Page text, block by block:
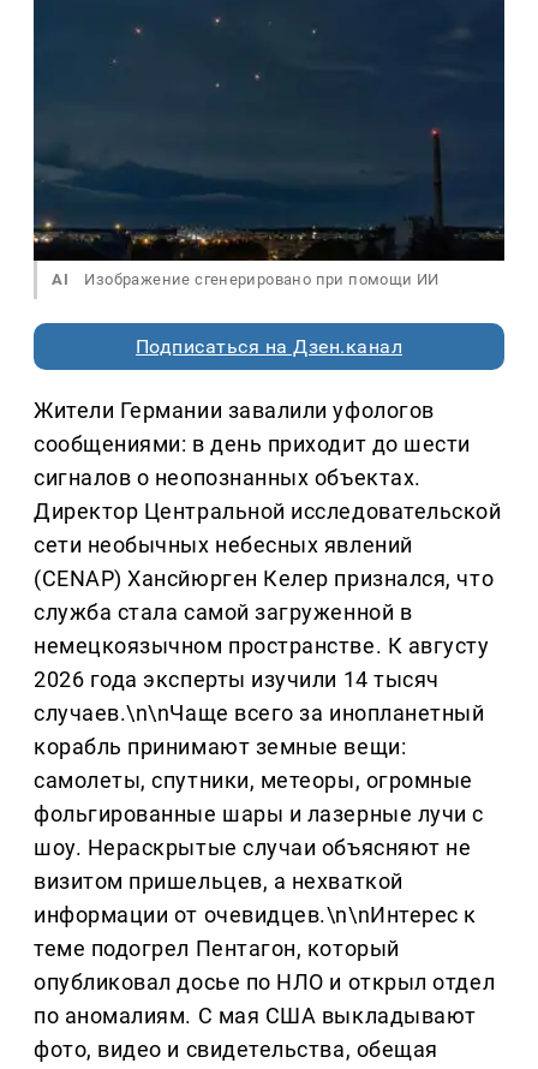
AI Изображение сгенерировано при помощи ИИ
Подписаться на Дзен.канал
Жители Германии завалили уфологов
сообщениями: в день приходит до шести
сигналов о неопознанных объектах.
Директор Центральной исследовательской
сети необычных небесных явлений
(CENAP) Хансйюрген Келер признался, что
служба стала самой загруженной в
немецкоязычном пространстве. К августу
2026 года эксперты изучили 14 тысяч
случаев.\n\nЧаще всего за инопланетный
корабль принимают земные вещи:
самолеты, спутники, метеоры, огромные
фольгированные шары и лазерные лучи с
шоу. Нераскрытые случаи объясняют не
визитом пришельцев, а нехваткой
информации от очевидцев.\n\nИнтерес к
теме подогрел Пентагон, который
опубликовал досье по НЛО и открыл отдел
по аномалиям. С мая США выкладывают
фото, видео и свидетельства, обещая